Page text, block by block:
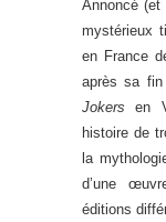
Annoncé
mystérieux
en France
après sa
Jokers en
histoire de
la
d’une
éditions